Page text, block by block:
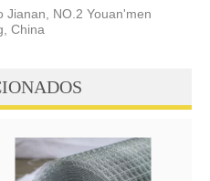
Jianan, NO.2 Youan'men
China